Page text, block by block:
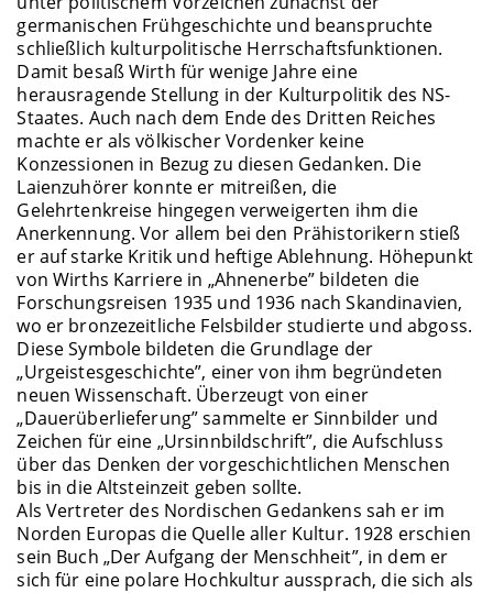
germanischen Frühgeschichte und beanspruchte
schließlich kulturpolitische Herrschaftsfunktionen.
Damit besaß Wirth für wenige Jahre eine
herausragende Stellung in der Kulturpolitik des NS-
Staates. Auch nach dem Ende des Dritten Reiches
machte er als völkischer Vordenker keine
Konzessionen in Bezug zu diesen Gedanken. Die
Laienzuhörer konnte er mitreißen, die
Gelehrtenkreise hingegen verweigerten ihm die
Anerkennung. Vor allem bei den Prähistorikern stieß
er auf starke Kritik und heftige Ablehnung. Höhepunkt
von Wirths Karriere in „Ahnenerbe” bildeten die
Forschungsreisen 1935 und 1936 nach Skandinavien,
wo er bronzezeitliche Felsbilder studierte und abgoss.
Diese Symbole bildeten die Grundlage der
„Urgeistesgeschichte”, einer von ihm begründeten
neuen Wissenschaft. Überzeugt von einer
„Dauerüberlieferung” sammelte er Sinnbilder und
Zeichen für eine „Ursinnbildschrift”, die Aufschluss
über das Denken der vorgeschichtlichen Menschen
bis in die Altsteinzeit geben sollte.
Als Vertreter des Nordischen Gedankens sah er im
Norden Europas die Quelle aller Kultur. 1928 erschien
sein Buch „Der Aufgang der Menschheit”, in dem er
sich für eine polare Hochkultur aussprach, die sich als